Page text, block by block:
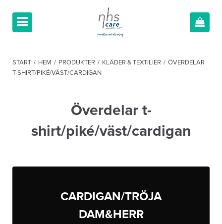
START / HEM / PRODUKTER / KLÄDER & TEXTILIER / ÖVERDELAR
T-SHIRT/PIKÉ/VÄST/CARDIGAN
Överdelar t-
shirt/piké/väst/cardigan
CARDIGAN/TRÖJA
DAM&HERR